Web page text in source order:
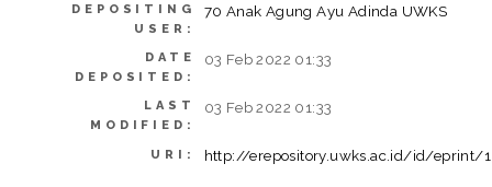
DEPOSITING
USER:
70 Anak Agung Ayu Adinda UWKS
DATE
DEPOSITED:
03 Feb 2022 01:33
LAST
MODIFIED:
03 Feb 2022 01:33
URI: http://erepository.uwks.ac.id/id/eprint/